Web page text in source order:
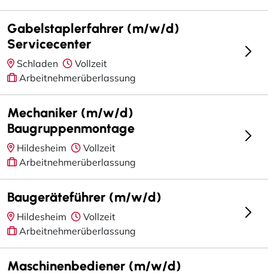
Gabelstaplerfahrer (m/w/d)
Servicecenter
Schladen
Vollzeit
Arbeitnehmerüberlassung
Mechaniker (m/w/d)
Baugruppenmontage
Hildesheim
Vollzeit
Arbeitnehmerüberlassung
Baugeräteführer (m/w/d)
Hildesheim
Vollzeit
Arbeitnehmerüberlassung
Maschinenbediener (m/w/d)